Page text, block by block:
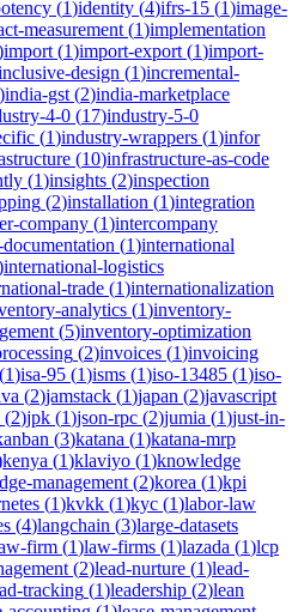
(1)identity (4)ifrs-15 (1)image-
measurement (1)implementation
import (1)import-export (1)import-
design (1)incremental-
)india-gst (2)india-marketplace
4-0 (17)industry-5-0
(1)industry-wrappers (1)infor
(10)infrastructure-as-code
(1)insights (2)inspection
(2)installation (1)integration
company (1)intercompany
(1)international
international-logistics
trade (1)internationalization
analytics (1)inventory-
(5)inventory-optimization
(2)invoices (1)invoicing
(1)isa-95 (1)isms (1)iso-13485 (1)iso-
(2)jamstack (1)japan (2)javascript
(2)jpk (1)json-rpc (2)jumia (1)just-in-
(3)katana (1)katana-mrp
kenya (1)klaviyo (1)knowledge
management (2)korea (1)kpi
(1)kvkk (1)kyc (1)labor-law
(4)langchain (3)large-datasets
firm (1)law-firms (1)lazada (1)lcp
(2)lead-nurture (1)lead-
tracking (1)leadership (2)lean